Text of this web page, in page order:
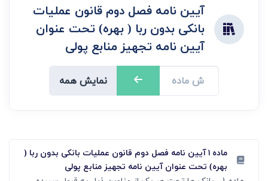
آیین نامه فصل دوم قانون عملیات
بانکی بدون ربا ( بهره) تحت عنوان
آیین نامه تجهیز منابع پولی
نمایش همه
ماده ۱ آیین نامه فصل دوم قانون عملیات بانکی بدون ربا (
بهره) تحت عنوان آیین نامه تجهیز منابع پولی